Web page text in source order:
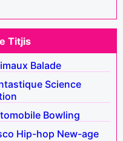
Titjis
Balade
Science
Bowling
Hip-hop New-age